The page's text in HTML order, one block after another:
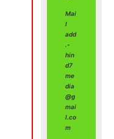
Mai
l
add
.-
hin
d7
me
dia
@g
mai
l.co
m